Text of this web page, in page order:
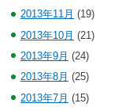
2013年11月 (19)
2013年10月 (21)
2013年9月 (24)
2013年8月 (25)
2013年7月 (15)